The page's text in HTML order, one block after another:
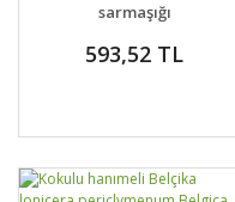
sarmaşığı
japonica
593,52 TL